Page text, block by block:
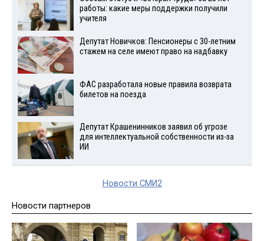
работы: какие меры поддержки получили
учителя
Депутат Новичков: Пенсионеры с 30-летним
стажем на селе имеют право на надбавку
ФАС разработала новые правила возврата
билетов на поезда
Депутат Крашенинников заявил об угрозе
для интеллектуальной собственности из-за
ИИ
Новости СМИ2
Новости партнеров